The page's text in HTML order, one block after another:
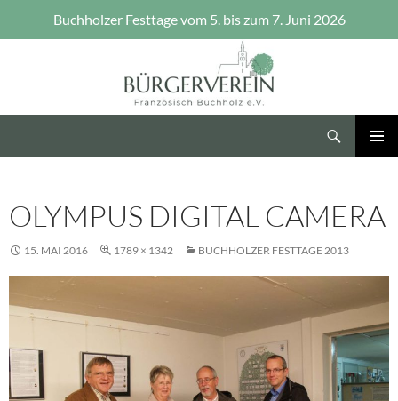
Buchholzer Festtage vom 5. bis zum 7. Juni 2026
OLYMPUS DIGITAL CAMERA
15. MAI 2016 1789 × 1342 BUCHHOLZER FESTTAGE 2013